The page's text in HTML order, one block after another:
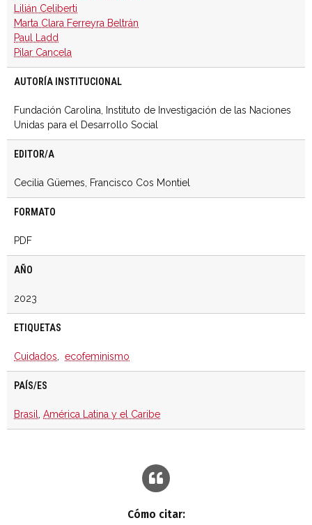
Lilián Celiberti
Marta Clara Ferreyra Beltrán
Paul Ladd
Pilar Cancela
AUTORÍA INSTITUCIONAL
Fundación Carolina, Instituto de Investigación de las Naciones
Unidas para el Desarrollo Social
EDITOR/A
Cecilia Güemes, Francisco Cos Montiel
FORMATO
PDF
AÑO
2023
ETIQUETAS
Cuidados ecofeminismo
PAÍS/ES
Brasil América Latina y el Caribe
Cómo citar: